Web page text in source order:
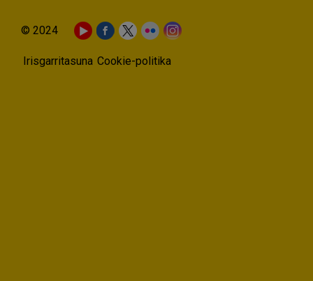
© 2024
Irisgarritasuna Cookie-politika